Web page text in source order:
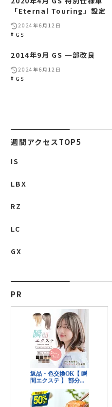
「Eternal Touring」設定
2024年6月12日
GS
2014年9月 GS 一部改良
2024年6月12日
GS
週間アクセスTOP5
IS
LBX
RZ
LC
GX
PR